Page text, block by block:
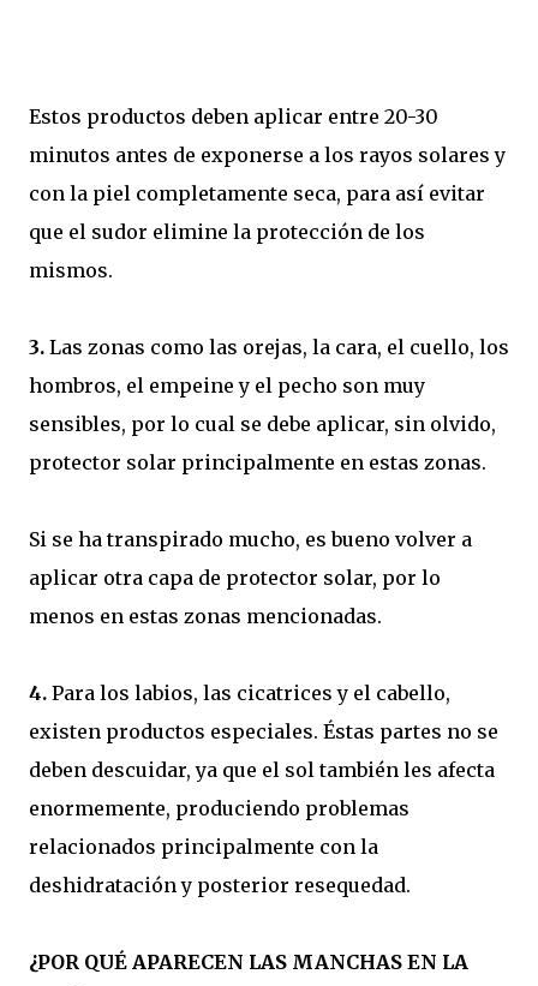
Estos productos deben aplicar entre 20-30
minutos antes de exponerse a los rayos solares y
con la piel completamente seca, para así evitar
que el sudor elimine la protección de los
mismos.
3. Las zonas como las orejas, la cara, el cuello, los
hombros, el empeine y el pecho son muy
sensibles, por lo cual se debe aplicar, sin olvido,
protector solar principalmente en estas zonas.
Si se ha transpirado mucho, es bueno volver a
aplicar otra capa de protector solar, por lo
menos en estas zonas mencionadas.
4. Para los labios, las cicatrices y el cabello,
existen productos especiales. Éstas partes no se
deben descuidar, ya que el sol también les afecta
enormemente, produciendo problemas
relacionados principalmente con la
deshidratación y posterior resequedad.
¿POR QUÉ APARECEN LAS MANCHAS EN LA